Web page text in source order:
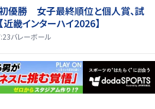
優勝 女子最終順位と個人賞、試
畿インターハイ2026】
バレーボール